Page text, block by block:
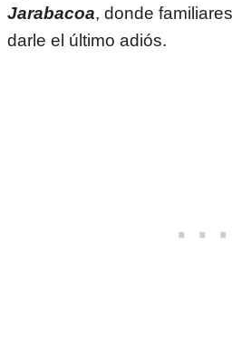
Jarabacoa, donde
darle el último adiós.